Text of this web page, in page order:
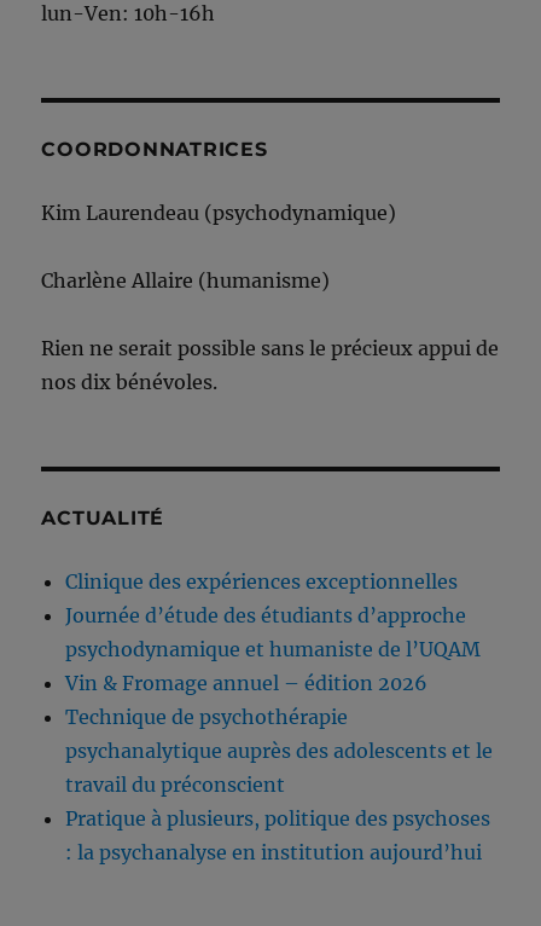
lun-Ven: 10h-16h
COORDONNATRICES
Kim Laurendeau (psychodynamique)
Charlène Allaire (humanisme)
Rien ne serait possible sans le précieux appui de
nos dix bénévoles.
ACTUALITÉ
Clinique des expériences exceptionnelles
Journée d’étude des étudiants d’approche
psychodynamique et humaniste de l’UQAM
Vin & Fromage annuel – édition 2026
Technique de psychothérapie
psychanalytique auprès des adolescents et le
travail du préconscient
Pratique à plusieurs, politique des psychoses
: la psychanalyse en institution aujourd’hui